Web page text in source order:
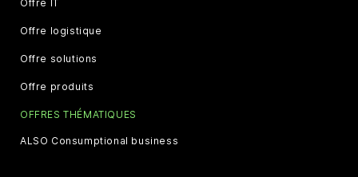
Offre IT
Offre logistique
Offre solutions
Offre produits
OFFRES THÉMATIQUES
ALSO Consumptional business